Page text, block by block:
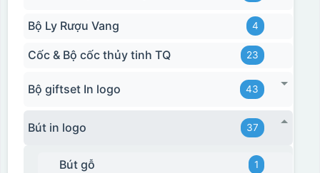
Bộ Ly Rượu Vang 4
Cốc & Bộ cốc thủy tinh TQ 23
Bộ giftset In logo 43
Bút in logo 37
Bút gỗ 1